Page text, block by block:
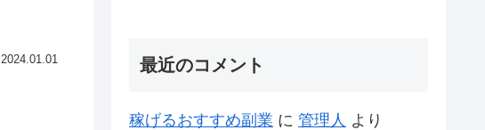
2024.01.01 最近のコメント
稼げるおすすめ副業 に 管理人 より